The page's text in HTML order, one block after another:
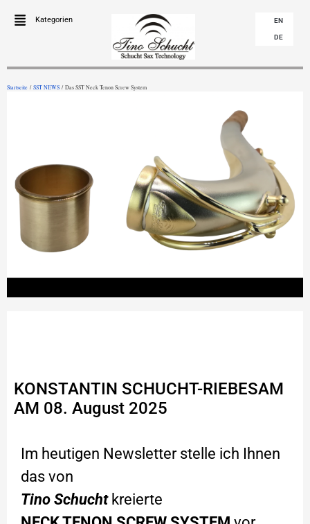
Kategorien EN
DE
Startseite / SST NEWS / Das SST Neck Tenon Screw System
KONSTANTIN SCHUCHT-RIEBESAM
AM 08. August 2025
Im heutigen Newsletter stelle ich Ihnen
das von
Tino Schuchtkreierte